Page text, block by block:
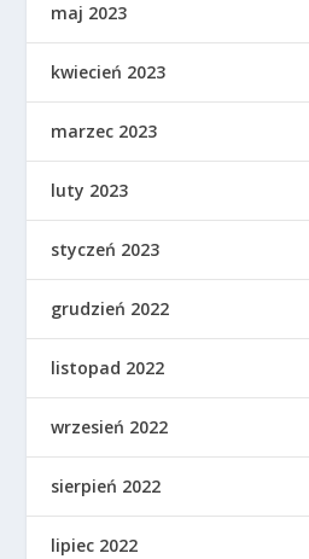
maj 2023
kwiecień 2023
marzec 2023
luty 2023
styczeń 2023
grudzień 2022
listopad 2022
wrzesień 2022
sierpień 2022
lipiec 2022